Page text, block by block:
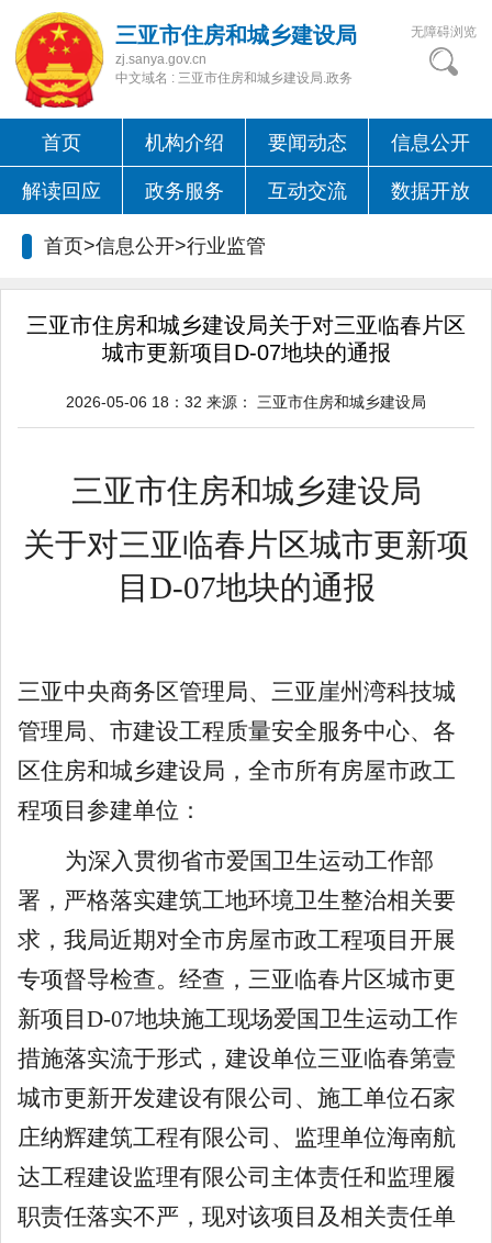
三亚市住房和城乡建设局
zj.sanya.gov.cn
中文域名 : 三亚市住房和城乡建设局.政务
无障碍浏览
首页 机构介绍 要闻动态 信息公开
解读回应 政务服务 互动交流 数据开放
首页>信息公开>行业监管
三亚市住房和城乡建设局关于对三亚临春片区
城市更新项目D-07地块的通报
2026-05-06 18：32 来源： 三亚市住房和城乡建设局
三亚市住房和城乡建设局
关于对三亚临春片区城市更新项
目D-07地块的通报
三亚中央商务区管理局、三亚崖州湾科技城
管理局、市建设工程质量安全服务中心、 各
区住房和城乡建设局 ， 全市所有房屋市政工
程项目参建单位：
为深入贯彻省市爱国卫生运动工作部
署，严格落实建筑工地环境卫生整治相关要
求，我局近期对全市房屋市政工程项目开展
专项督导检查。经查，三亚临春片区城市更
新项目D-07地块施工现场爱国 卫生运动工作
措施落实流于形式， 建设单位三亚临春第壹
城市更新开发建设有限公司、 施工单位石家
庄纳辉建筑工程有限公司、监理单位海南航
达工程建设监理有限公司主体责任和监理履
职责任落实不严，现对该项目及相关责任单